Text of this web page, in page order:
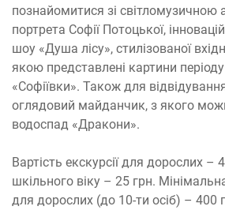
познайомитися зі світломузичною
портрета Софії Потоцької,
шоу «Душа лісу», стилізованої
якою представлені картини
«Софіївки». Також для
оглядовий майданчик, з якого
водоспад «Дракони».
Вартість екскурсії для дорослих –
шкільного віку – 25 грн.
для дорослих (до 10-ти осіб) – 400